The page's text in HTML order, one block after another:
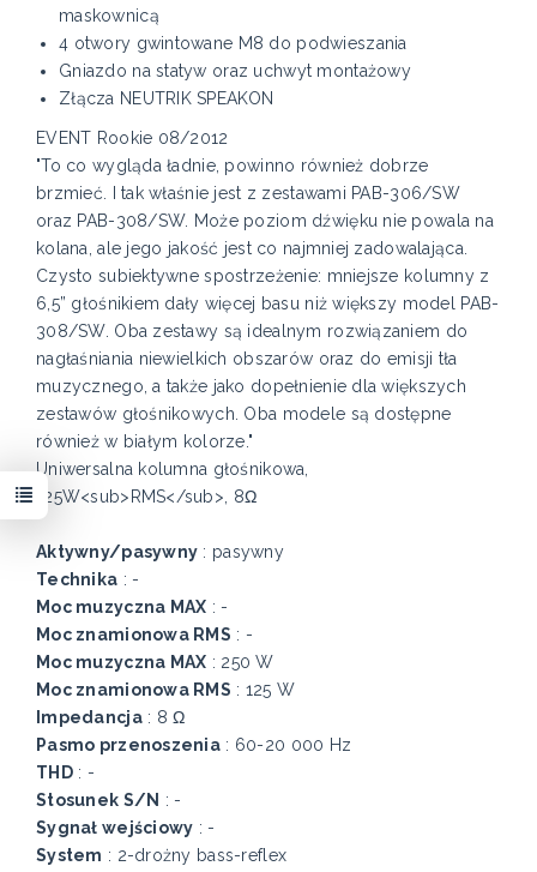
maskownicą
4 otwory gwintowane M8 do podwieszania
Gniazdo na statyw oraz uchwyt montażowy
Złącza NEUTRIK SPEAKON
EVENT Rookie 08/2012
"To co wygląda ładnie, powinno również dobrze
brzmieć. I tak właśnie jest z zestawami PAB-306/SW
oraz PAB-308/SW. Może poziom dźwięku nie powala na
kolana, ale jego jakość jest co najmniej zadowalająca.
Czysto subiektywne spostrzeżenie: mniejsze kolumny z
6,5” głośnikiem dały więcej basu niż większy model PAB-
308/SW. Oba zestawy są idealnym rozwiązaniem do
nagłaśniania niewielkich obszarów oraz do emisji tła
muzycznego, a także jako dopełnienie dla większych
zestawów głośnikowych. Oba modele są dostępne
również w białym kolorze."
Uniwersalna kolumna głośnikowa,
125W<sub>RMS</sub>, 8Ω
Aktywny/pasywny : pasywny
Technika : -
Moc muzyczna MAX : -
Moc znamionowa RMS : -
Moc muzyczna MAX : 250 W
Moc znamionowa RMS : 125 W
Impedancja: 8 Ω
Pasmo przenoszenia : 60-20 000 Hz
THD: -
Stosunek S/N : -
Sygnał wejściowy : -
System : 2-drożny bass-reflex